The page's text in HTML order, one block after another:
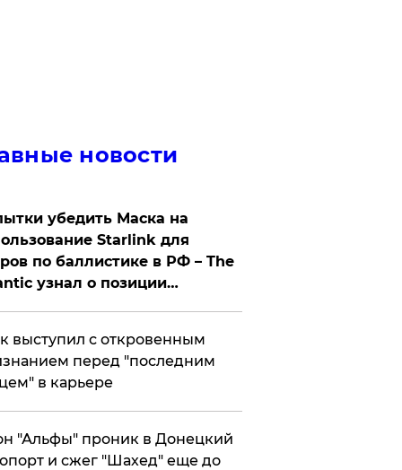
новости
убедить Маска на
Starlink для
по баллистике в РФ – The
узнал о позиции
выступил с откровенным
перед "последним
в карьере
"Альфы" проник в Донецкий
и сжег "Шахед" еще до